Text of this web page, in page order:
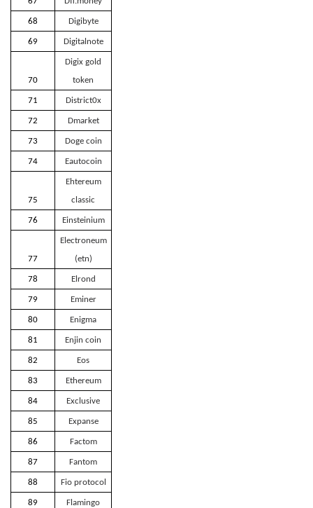
68 Digibyte
69 Digitalnote
70
Digix gold
token
71 District0x
72 Dmarket
73 Doge coin
74 Eautocoin
75
Ehtereum
classic
76 Einsteinium
77
Electroneum
(etn)
78 Elrond
79 Eminer
80 Enigma
81 Enjin coin
82 Eos
83 Ethereum
84 Exclusive
85 Expanse
86 Factom
87 Fantom
88 Fio protocol
89 Flamingo